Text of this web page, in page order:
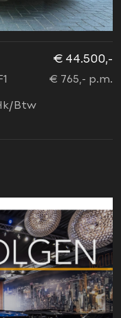
Btw
€ 44.500,-
€ 765,- p.m.